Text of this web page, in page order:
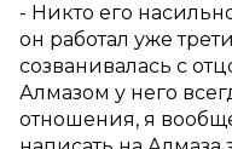
- Никто его
он работал уже
созванивалась с
Алмазом у него
отношения, я